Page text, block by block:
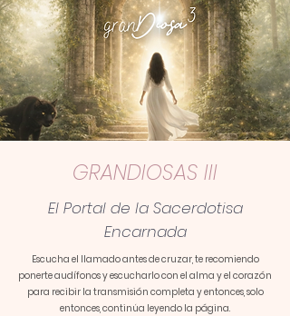
GRANDIOSAS III
El Portal de la Sacerdotisa
Encarnada
Escucha el llamado antes de cruzar, te recomiendo
ponerteaudífonosyescucharlocon el alma y el corazón
para recibir la transmisión completa y entonces, solo
entonces, continúa leyendo la página.